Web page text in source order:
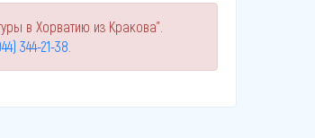
в Хорватию из Кракова".
344-21-38